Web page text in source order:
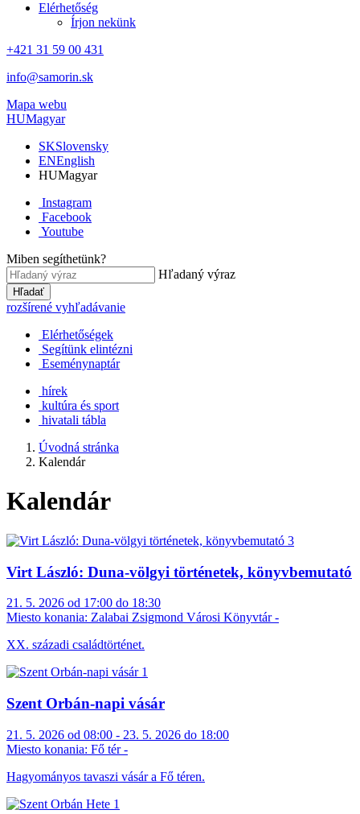
Elérhetőség
Írjon nekünk
+421 31 59 00 431
info@samorin.sk
Mapa webu
HUMagyar
SKSlovensky
ENEnglish
HUMagyar
Instagram
Facebook
Youtube
Miben segíthetünk?
Hľadaný výraz
Hľadať
rozšírené vyhľadávanie
Elérhetőségek
Segítünk elintézni
Eseménynaptár
hírek
kultúra és sport
hivatali tábla
Úvodná stránka
Kalendár
Kalendár
Virt László: Duna-völgyi történetek, könyvbemutató
21. 5. 2026 od 17:00 do 18:30
Miesto konania: Zalabai Zsigmond Városi Könyvtár -
XX. századi családtörténet.
Szent Orbán-napi vásár
21. 5. 2026 od 08:00 - 23. 5. 2026 do 18:00
Miesto konania: Fő tér -
Hagyományos tavaszi vásár a Fő téren.